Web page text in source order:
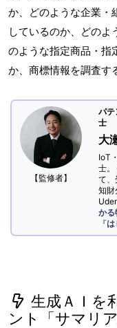
か、どのような企業・
しているのか、どの
のような指定商品・指
か、商標情報を調査す
【監修者】
パテ
士
大
IoT
士。
て
知財
かる
『は
生成ＡＩを
ント「サマリア